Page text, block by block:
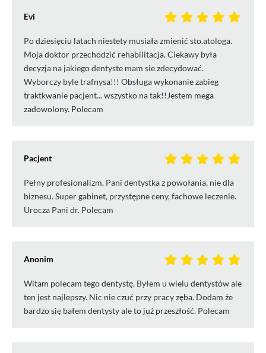
Evi
Po dziesięciu latach niestety musiała zmienić sto.atologa.
Moja doktor przechodzić rehabilitacja. Ciekawy była
decyzja na jakiego dentyste mam sie zdecydować.
Wyborczy byle trafnysa!!! Obsługa wykonanie zabieg
traktkwanie pacjent... wszystko na tak!!Jestem mega
zadowolony. Polecam
Pacjent
Pełny profesionalizm. Pani dentystka z powołania, nie dla
biznesu. Super gabinet, przystępne ceny, fachowe leczenie.
Urocza Pani dr. Polecam
Anonim
Witam polecam tego dentystę. Byłem u wielu dentystów ale
ten jest najlepszy. Nic nie czuć przy pracy zęba. Dodam że
bardzo się bałem dentysty ale to już przeszłość. Polecam